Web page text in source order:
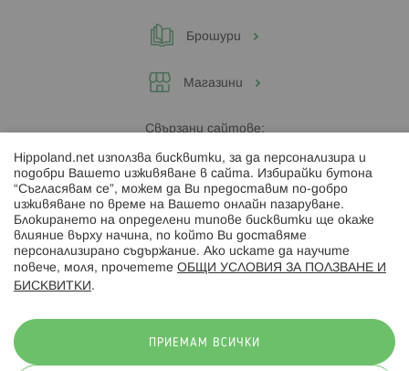
Брошури
Магазини
Свързани сайтове:
Hippoland.ro
Последвайте ни:
Hippoland.net използва бисквитки, за да персонализира и
подобри Вашето изживяване в сайта. Избирайки бутона
“Съгласявам се”, можем да Ви предоставим по-добро
изживяване по време на Вашето онлайн пазаруване.
Блокирането на определени типове бисквитки ще окаже
влияние върху начина, по който Ви доставяме
персонализирано съдържание. Ако искате да научите
повече, моля, прочетете ОБЩИ УСЛОВИЯ ЗА ПОЛЗВАНЕ И
БИСКВИТКИ .
ПРИЕМАМ ВСИЧКИ